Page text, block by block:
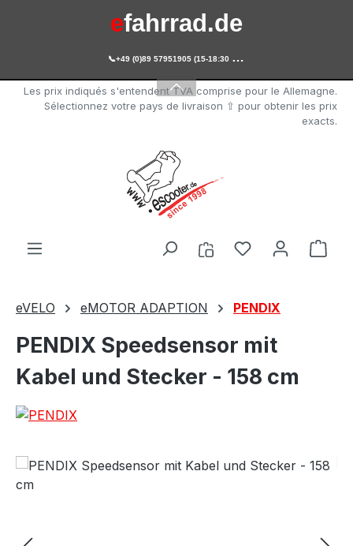
Passer au contenu principal
escooter.de
efahrrad.de

+49 (0)89 57951905 (15-18:30 Uhr)
Les prix indiqués s'entendent TVA comprise pour le Allemagne.
Sélectionnez votre pays de livraison ⇧ pour obtenir les prix
exacts.
Vous avez 0Le
eVELO eMOTOR ADAPTION PENDIX
PENDIX Speedsensor mit
Kabel und Stecker - 158 cm